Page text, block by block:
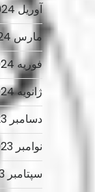
آوریل 2024
مارس 2024
فوریه 2024
ژانویه 2024
دسامبر 2023
نوامبر 2023
سپتامبر 2023